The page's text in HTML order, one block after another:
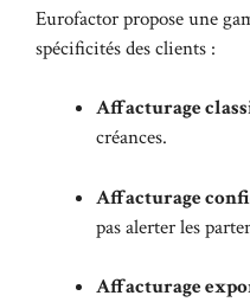
Eurofactor propose une
spécificités des clients :
Affacturage
créances.
Affacturage
pas alerter les
Affacturage